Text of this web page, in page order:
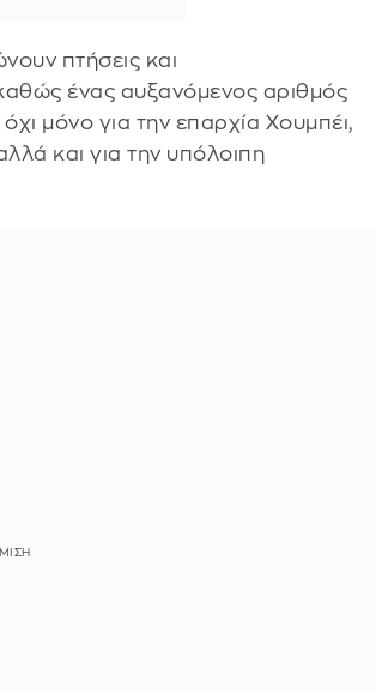
πτήσεις και
ένας αυξανόμενος αριθμός
μόνο για την επαρχία Χουμπέι,
και για την υπόλοιπη